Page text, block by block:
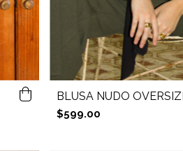
BLUSA NUDO
$599.00